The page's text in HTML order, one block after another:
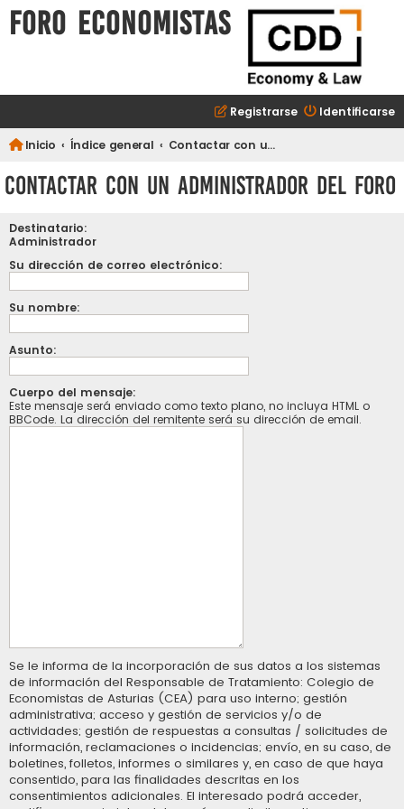
FORO ECONOMISTAS
Identificarse
Registrarse
Inicio Índice general Contactar con un Administrador del Foro
Contactar con un Administrador del Foro
Destinatario:
Administrador
Su dirección de correo electrónico:
Su nombre:
Asunto:
Cuerpo del mensaje:
Este mensaje será enviado como texto plano, no incluya HTML o
BBCode. La dirección del remitente será su dirección de email.
Se le informa de la incorporación de sus datos a los sistemas
de información del Responsable de Tratamiento: Colegio de
Economistas de Asturias (CEA) para uso interno; gestión
administrativa; acceso y gestión de servicios y/o de
actividades; gestión de respuestas a consultas / solicitudes de
información, reclamaciones o incidencias; envío, en su caso, de
boletines, folletos, informes o similares y, en caso de que haya
consentido, para las finalidades descritas en los
consentimientos adicionales. El interesado podrá acceder,